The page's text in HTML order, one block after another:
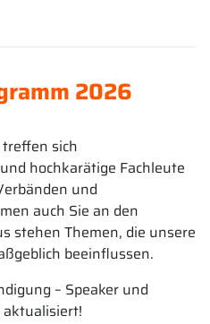
2026
sich
hochkarätige Fachleute
und
auch Sie an den
stehen Themen, die unsere
beeinflussen.
– Speaker und